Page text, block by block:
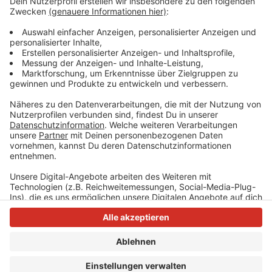
Guido ist aktuell auch auf Tour mit seinem Programm
"Komische Zeiten" -Hier gibt es alle Infos
Anzeige
Anzeige